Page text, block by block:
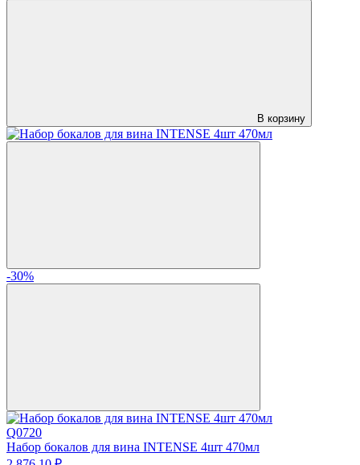
В корзину
-30%
Q0720
Набор бокалов для вина INTENSE 4шт 470мл